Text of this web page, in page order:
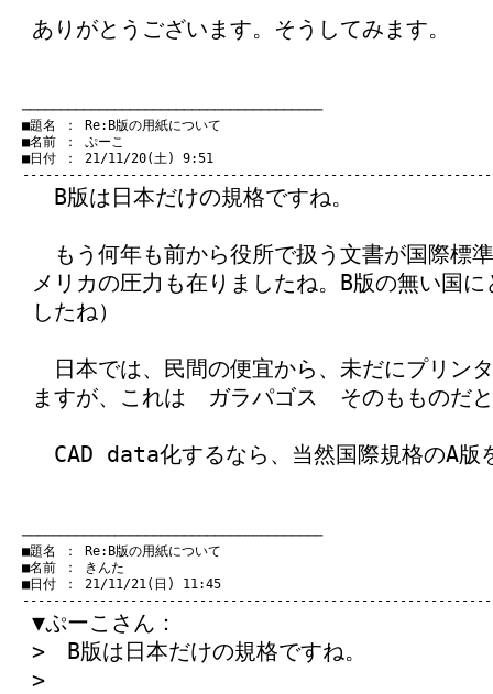
ありがとうございます。そうしてみます。
───────────────────────────────────────
■題名 ： Re:B版の用紙について
■名前 ： ぷーこ
■日付 ： 21/11/20(土) 9:51
B版は日本だけの規格ですね。
もう何年も前から役所で扱う文書が国際標
メリカの圧力も在りましたね。B版の無い国
したね）
日本では、民間の便宜から、未だにプリン
ますが、これは ガラパゴス そのもものだ
CAD data化するなら、当然国際規格のA
───────────────────────────────────────
■題名 ： Re:B版の用紙について
■名前 ： きんた
■日付 ： 21/11/21(日) 11:45
▼ぷーこさん：
> B版は日本だけの規格ですね。
>